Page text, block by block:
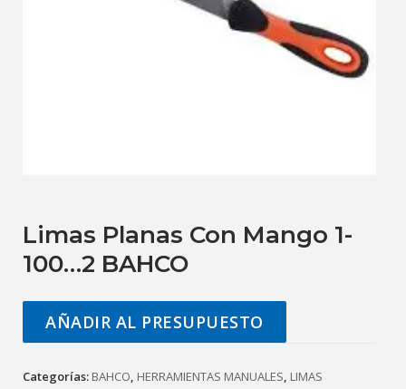
Limas Planas Con Mango 1-
100…2 BAHCO
AÑADIR AL PRESUPUESTO
Categorías: BAHCO, HERRAMIENTAS MANUALES, LIMAS